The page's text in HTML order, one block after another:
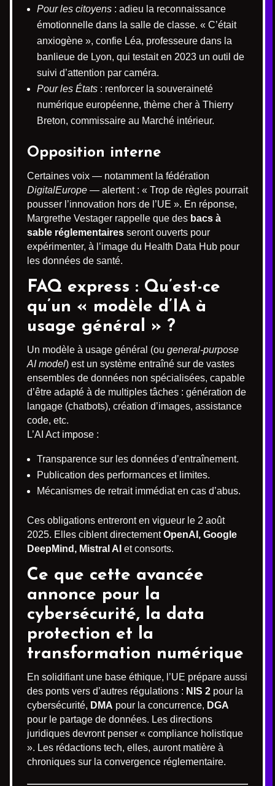
Pour les citoyens : adieu la reconnaissance
émotionnelle dans la salle de classe. « C’était
anxiogène », confie Léa, professeure dans la
banlieue de Lyon, qui testait en 2023 un outil de
suivi d’attention par caméra.
Pour les États : renforcer la souveraineté
numérique européenne, thème cher à Thierry
Breton, commissaire au Marché intérieur.
Opposition interne
Certaines voix — notamment la fédération
DigitalEurope — alertent : « Trop de règles pourrait
pousser l’innovation hors de l’UE ». En réponse,
Margrethe Vestager rappelle que des bacs à
sable réglementaires seront ouverts pour
expérimenter, à l’image du Health Data Hub pour
les données de santé.
FAQ express : Qu’est-ce
qu’un « modèle d’IA à
usage général » ?
Un modèle à usage général (ou general-purpose
AI model) est un système entraîné sur de vastes
ensembles de données non spécialisées, capable
d’être adapté à de multiples tâches : génération de
langage (chatbots), création d’images, assistance
code, etc.
L’AI Act impose :
Transparence sur les données d’entraînement.
Publication des performances et limites.
Mécanismes de retrait immédiat en cas d’abus.
Ces obligations entreront en vigueur le 2 août
2025. Elles ciblent directementOpenAI, Google
DeepMind, Mistral AI et consorts.
Ce que cette avancée
annonce pour la
cybersécurité, la data
protection et la
transformation numérique
En solidifiant une base éthique, l’UE prépare aussi
des ponts vers d’autres régulations : NIS 2 pour la
cybersécurité, DMA pour la concurrence, DGA
pour le partage de données. Les directions
juridiques devront penser « compliance holistique
». Les rédactions tech, elles, auront matière à
chroniques sur la convergence réglementaire.